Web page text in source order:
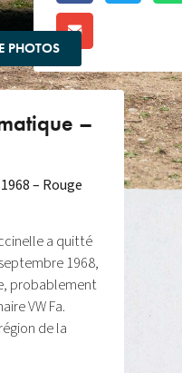
PHOTOS
–
– Rouge
a quitté
1968,
probablement
VW Fa.
de la